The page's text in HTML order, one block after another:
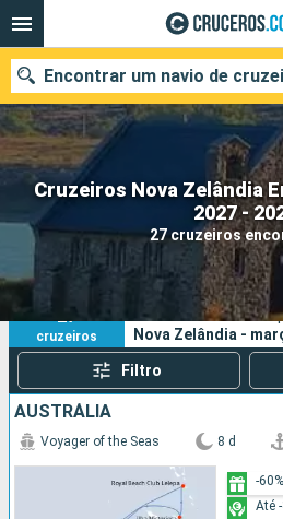
Cruzeiros Nova Zelândia
2027 -
27 cruzeiros
Encontrar um navio de
Quando ir?
Data de partida
Cidades
27
cruzeiros
Os seus critérios de
Nova Zelândia -
Filtro
AUSTRÁLIA
Voyager of the Seas 8 d
-
Até